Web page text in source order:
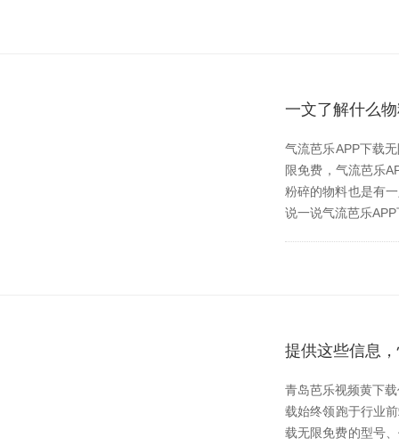
一文了解什么
气流芭乐APP下载无
限免费，气流芭
粉碎的物料也是有一
说一说气流芭乐APP
提供这些信息
青岛芭乐视频黄下载
载始终领跑于行业前
载无限免费的型号